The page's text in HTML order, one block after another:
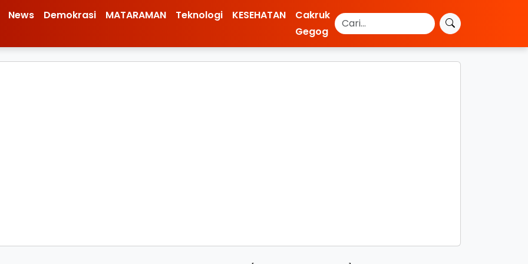
News Demokrasi MATARAMAN Teknologi KESEHATAN
Cakruk
Gegog